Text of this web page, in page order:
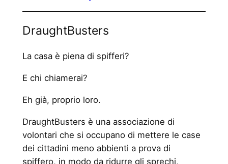
DraughtBusters
La casa è piena di spifferi?
E chi chiamerai?
Eh già, proprio loro.
DraughtBusters è una associazione di
volontari che si occupano di mettere le case
dei cittadini meno abbienti a prova di
spiffero, in modo da ridurre gli sprechi,